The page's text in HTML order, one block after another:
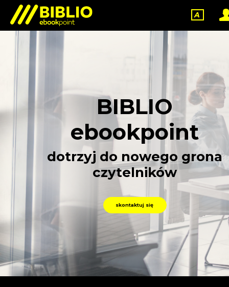
A
BIBLIO
ebookpoint
dotrzyj do nowego grona
czytelników
skontaktuj się